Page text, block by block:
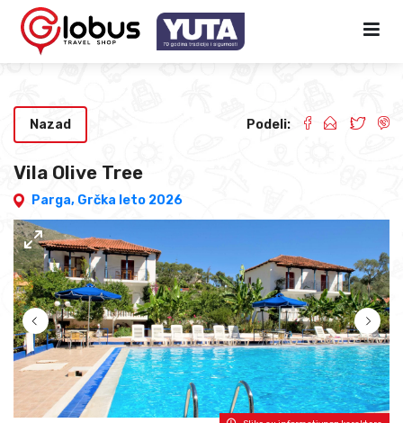
Vila Olive Tree
Parga, Grčka leto 2026
Nazad Podeli: